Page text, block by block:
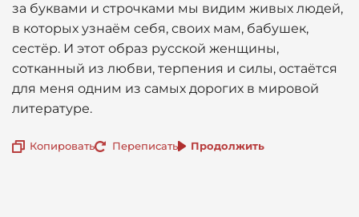
за буквами и строчками мы видим живых людей,
в которых узнаём себя, своих мам, бабушек,
сестёр. И этот образ русской женщины,
сотканный из любви, терпения и силы, остаётся
для меня одним из самых дорогих в мировой
литературе.
Копировать Переписать Продолжить